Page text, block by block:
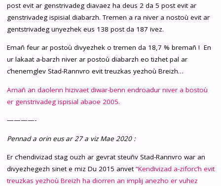
post evit ar genstrivadeg diavaez ha deus 2 da 5 post evit ar
genstrivadeg ispisial diabarzh. Tremen a ra niver a nostoù evit ar
gentstrivadeg unyezhek eus 138 post da 187 ivez.
Emañ feur ar postoù divyezhek o tremen da 18,7 % bremañ ! En
ur lakaat a-barzh niver ar postoù diabarzh eo tizhet pal ar
c’henemglev Stad-Rannvro evit treuzkas yezhoù Breizh…
Amañ an daolenn hizivaet diwar-benn endroadur niver a bostoù
er genstrivadeg ispisial abaoe 2005.
————-
Pennad a orin eus ar 27 a viz Mae 2020 :
Er c’hendivizad stag ouzh ar gevrat steuñv Stad-Rannvro war an
divyezhegezh sinet e miz Du 2015 anvet“Kendivizad a-ziforc’h evit
treuzkas yezhoù Breizh ha diorren an implij anezho er vuhez